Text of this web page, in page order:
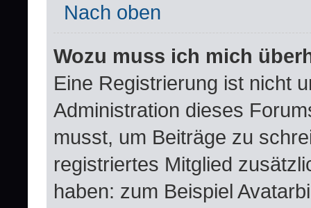
Nach oben
Wozu muss ich mich
Eine Registrierung ist nicht
Administration dieses
musst, um Beiträge zu
registriertes Mitglied
haben: zum Beispiel